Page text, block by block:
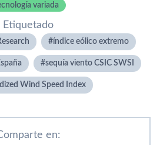
variada
Etiquetado
índice eólico extremo
sequía viento CSIC SWSI
Wind Speed Index
en: